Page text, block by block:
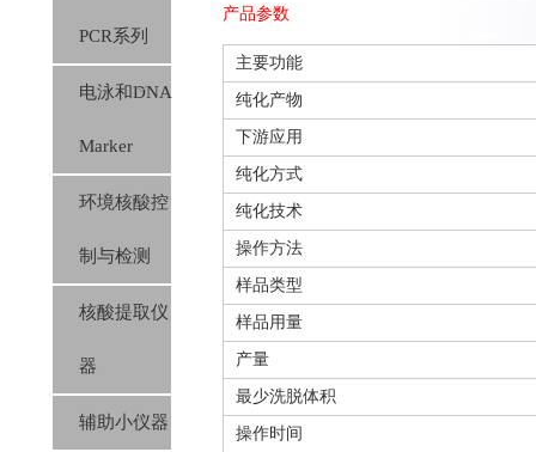
PCR系列
电泳和DNA
Marker
环境核酸控
制与检测
核酸提取仪
器
辅助小仪器
产品参数
主要功能
纯化产物
下游应用
纯化方式
纯化技术
操作方法
样品类型
样品用量
产量
最少洗脱体积
操作时间